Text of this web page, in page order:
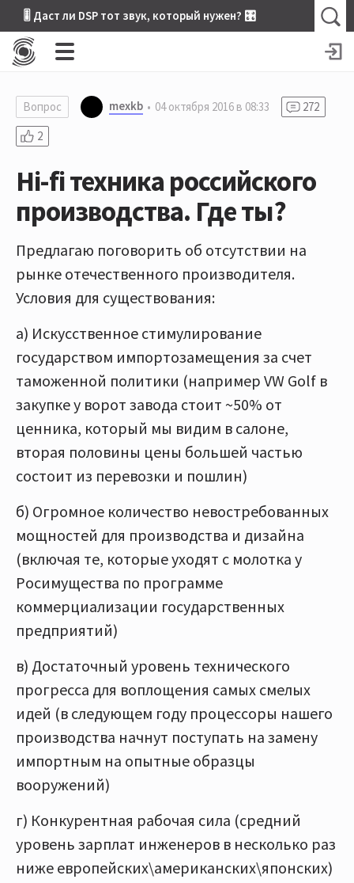
🎚 Даст ли DSP тот звук, который нужен? 🎛
Вопрос mexkb 04 октября 2016 в 08:33
272
2
Hi-fi техника российского
производства. Где ты?
Предлагаю поговорить об отсутствии на
рынке отечественного производителя.
Условия для существования:
а) Искусственное стимулирование
государством импортозамещения за счет
таможенной политики (например VW Golf в
закупке у ворот завода стоит ~50% от
ценника, который мы видим в салоне,
вторая половины цены большей частью
состоит из перевозки и пошлин)
б) Огромное количество невостребованных
мощностей для производства и дизайна
(включая те, которые уходят с молотка у
Росимущества по программе
коммерциализации государственных
предприятий)
в) Достаточный уровень технического
прогресса для воплощения самых смелых
идей (в следующем году процессоры нашего
производства начнут поступать на замену
импортным на опытные образцы
вооружений)
г) Конкурентная рабочая сила (средний
уровень зарплат инженеров в несколько раз
ниже европейских\американских\японских)